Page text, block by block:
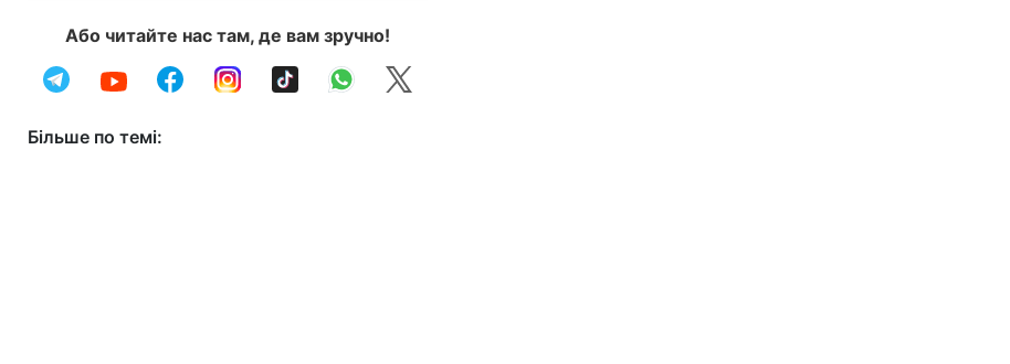
Або читайте нас там, де вам зручно!
Більше по темі: